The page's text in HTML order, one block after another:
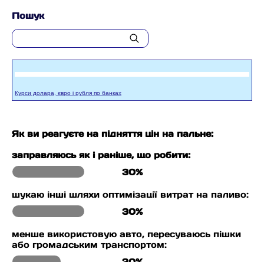
Пошук
Курси долара, євро і рубля по банках
Як ви реагуєте на підняття цін на пальне:
заправляюсь як і раніше, що робити:
30%
шукаю інші шляхи оптимізації витрат на паливо:
30%
менше використовую авто, пересуваюсь пішки
або громадським транспортом: